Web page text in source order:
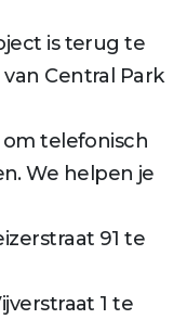
is terug te
Central Park
telefonisch
We helpen je
91 te
1 te